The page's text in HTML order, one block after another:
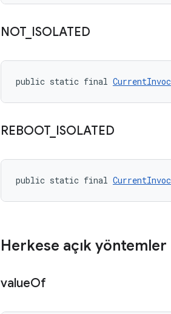
NOT_ ISOLATED
public static final
REBOOT_ ISOLATED
public static final
Herkese açık yöntemler
valueOf